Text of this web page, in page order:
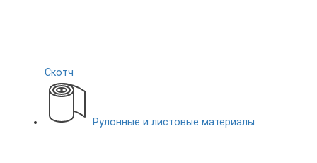
Скотч
Рулонные и листовые материалы